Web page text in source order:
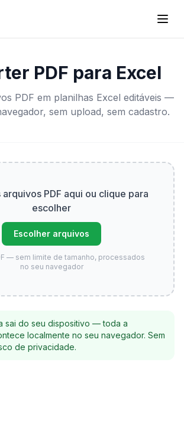
PDF para Excel
PDF em planilhas Excel editáveis —
sem upload, sem cadastro.
PDF aqui ou clique para
escolher
Escolher arquivos
— sem limite de tamanho, processados
no seu navegador
sai do seu dispositivo — toda a
localmente no seu navegador. Sem
de privacidade.